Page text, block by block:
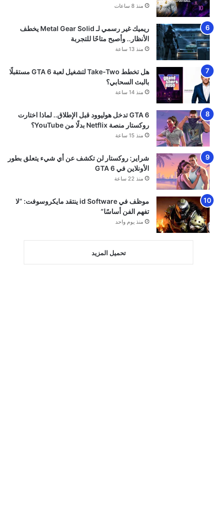
منذ 8 ساعات
ريميك غير رسمي لـ Metal Gear Solid يخطف
الأنظار.. وأصبح متاحًا للتجربة
منذ 13 ساعة
هل تخطط Take-Two لتشغيل لعبة GTA 6 مستقبلًا
بالبث السحابي؟
منذ 14 ساعة
GTA 6 تدخل هوليوود قبل الإطلاق.. لماذا اختارت
روكستار منصة Netflix بدلًا من YouTube؟
منذ 15 ساعة
شراير: روكستار لن تكشف عن أي شيء يتعلق بطور
الأونلاين في GTA 6
منذ 22 ساعة
موظف في id Software ينتقد مايكروسوفت: “لا
تفهم الفن أساسًا”
منذ يوم واحد
تحميل المزيد